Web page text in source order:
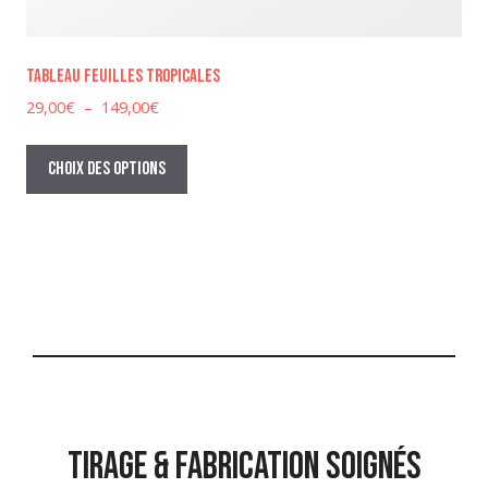
Tableau feuilles tropicales
29,00€ – 149,00€Plage
prix :
29,00€
à
Choix des options
Ce
a
être
page
TIRAGE & FABRICATION SOIGNÉS